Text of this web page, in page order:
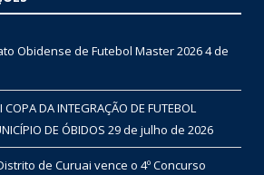
Obidense de Futebol Master 20264 de
DA INTEGRAÇÃO DE FUTEBOL
DE ÓBIDOS 29 de julho de 2026
de Curuai vence o 4º Concurso